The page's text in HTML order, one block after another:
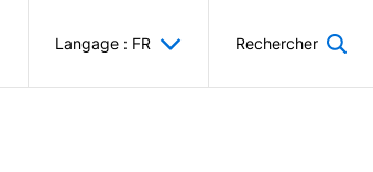
Langage : FR Rechercher